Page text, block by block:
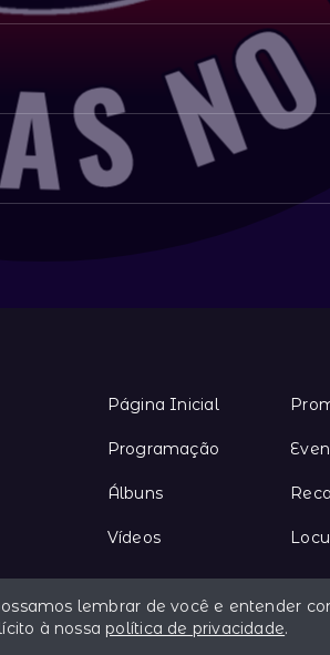
Página Inicial
Programação
Álbuns
Vídeos
lembrar de você e entender
à nossa política de privacidade.